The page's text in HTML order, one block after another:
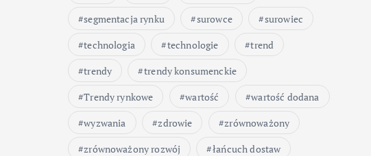
segmentacja rynku
surowce
surowiec
technologia
technologie
trend
trendy
trendy konsumenckie
Trendy rynkowe
wartość
wartość dodana
wyzwania
zdrowie
zrównoważony
zrównoważony rozwój
łańcuch dostaw